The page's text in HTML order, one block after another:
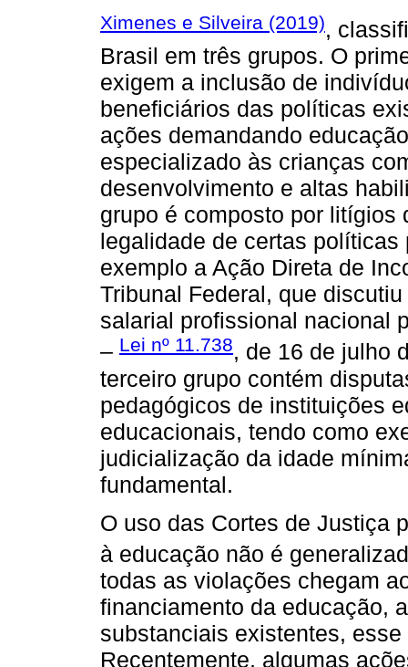
Ximenes e Silveira (2019),
Brasil em três grupos. O
exigem a inclusão de
beneficiários das políticas
ações demandando
especializado às crianças
desenvolvimento e altas
grupo é composto por litígios
legalidade de certas
exemplo a Ação Direta de
Tribunal Federal, que
salarial profissional nacional
– Lei nº 11.738, de 16 de julho
terceiro grupo contém
pedagógicos de instituições
educacionais, tendo como
judicialização da idade
fundamental.
O uso das Cortes de Justiça
à educação não é
todas as violações chegam
financiamento da educação,
substanciais existentes,
Recentemente, algumas